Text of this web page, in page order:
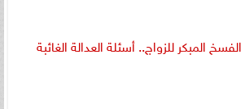
الفسخ المبكر للزواج.. أسئلة العدالة الغائبة